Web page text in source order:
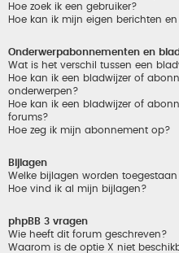
Hoe zoek ik een gebruiker?
Hoe kan ik mijn eigen berichten
Onderwerpabonnementen en
Wat is het verschil tussen een
Hoe kan ik een bladwijzer of
onderwerpen?
Hoe kan ik een bladwijzer of
forums?
Hoe zeg ik mijn abonnement op?
Bijlagen
Welke bijlagen worden
Hoe vind ik al mijn bijlagen?
phpBB 3 vragen
Wie heeft dit forum geschreven?
Waarom is de optie X niet